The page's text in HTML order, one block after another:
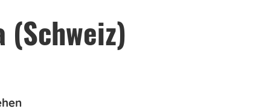
(Schweiz)